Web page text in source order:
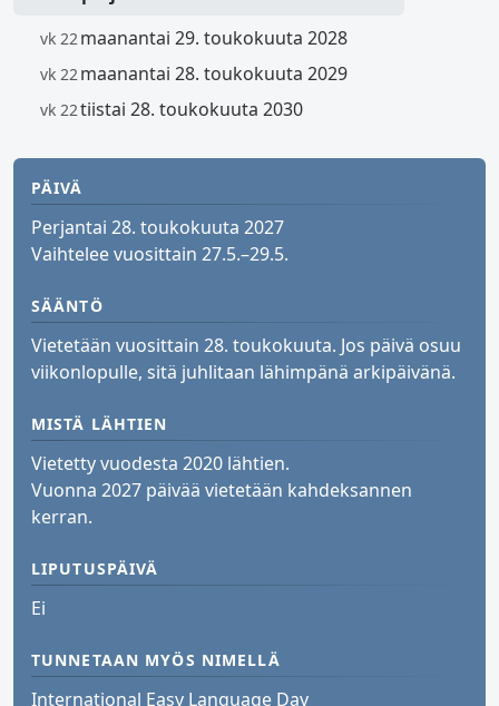
vk 22 maanantai 29. toukokuuta 2028
vk 22 maanantai 28. toukokuuta 2029
vk 22tiistai 28. toukokuuta 2030
PÄIVÄ
Perjantai 28. toukokuuta 2027
Vaihtelee vuosittain 27.5.–29.5.
SÄÄNTÖ
Vietetään vuosittain 28. toukokuuta. Jos päivä osuu
viikonlopulle, sitä juhlitaan lähimpänä arkipäivänä.
MISTÄ LÄHTIEN
Vietetty vuodesta 2020 lähtien.
Vuonna 2027 päivää vietetään kahdeksannen
kerran.
LIPUTUSPÄIVÄ
Ei
TUNNETAAN MYÖS NIMELLÄ
International Easy Language Day